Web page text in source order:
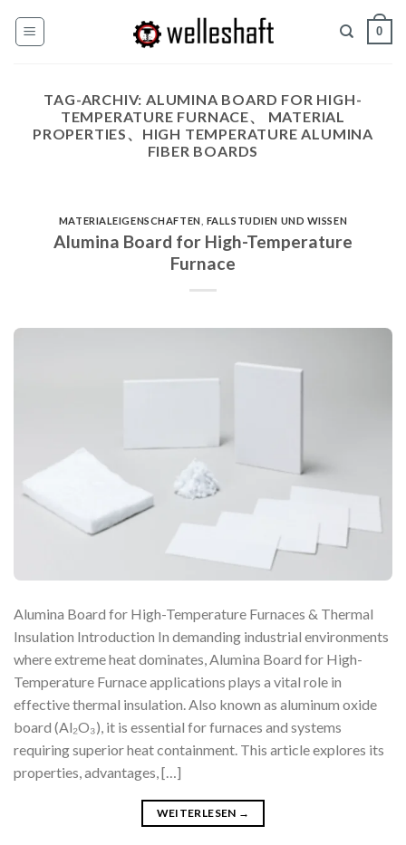
Inhalt
0
TAG-ARCHIV:ALUMINA BOARD FOR HIGH-
TEMPERATURE FURNACE、 MATERIAL
PROPERTIES、HIGH TEMPERATURE ALUMINA
FIBER BOARDS
MATERIALEIGENSCHAFTEN FALLSTUDIEN UND WISSEN
Alumina Board for High-Temperature
Furnace
Alumina Board for High-Temperature Furnaces & Thermal
Insulation Introduction In demanding industrial environments
where extreme heat dominates, Alumina Board for High-
Temperature Furnace applications plays a vital role in
effective thermal insulation. Also known as aluminum oxide
board (Al₂O₃), it is essential for furnaces and systems
requiring superior heat containment. This article explores its
properties, advantages, […]
WEITERLESEN →